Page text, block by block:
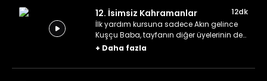
12. İsimsiz Kahramanlar
12dk
İlk yardım kursuna sadece Akın gelince
Kuşçu Baba, tayfanın diğer üyelerinin de
dikkatini kursa çekmek için bir plan yapar.
+ Daha fazla